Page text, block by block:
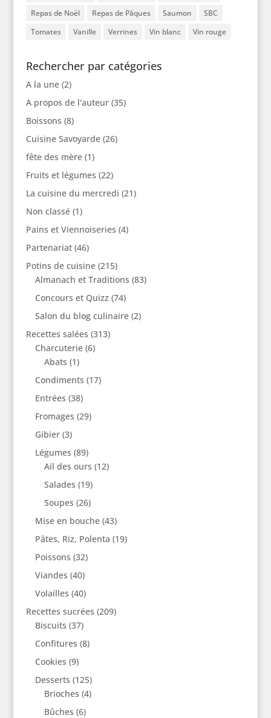
Repas de Noël
Repas de Pâques Saumon
SBC
Tomates
Vanille Verrines Vin blanc Vin rouge
Rechercher par catégories
A la une(2)
A propos de l'auteur(35)
Boissons (8)
Cuisine Savoyarde(26)
fête des mère(1)
Fruits et légumes (22)
La cuisine du mercredi (21)
Non classé(1)
Pains et Viennoiseries (4)
Partenariat(46)
Potins de cuisine(215)
Almanach et Traditions (83)
Concours et Quizz (74)
Salon du blog culinaire(2)
Recettes salées (313)
Charcuterie(6)
Abats (1)
Condiments (17)
Entrées (38)
Fromages (29)
Gibier(3)
Légumes (89)
Ail des ours (12)
Salades (19)
Soupes (26)
Mise en bouche(43)
Pâtes, Riz, Polenta (19)
Poissons (32)
Viandes (40)
Volailles (40)
Recettes sucrées (209)
Biscuits (37)
Confitures (8)
Cookies (9)
Desserts (125)
Brioches (4)
Bûches (6)